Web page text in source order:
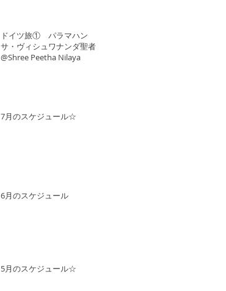
ドイツ旅① パラマハン
サ・ヴィシュワナンダ聖者
@Shree Peetha Nilaya
7月のスケジュール☆
6月のスケジュール
5月のスケジュール☆